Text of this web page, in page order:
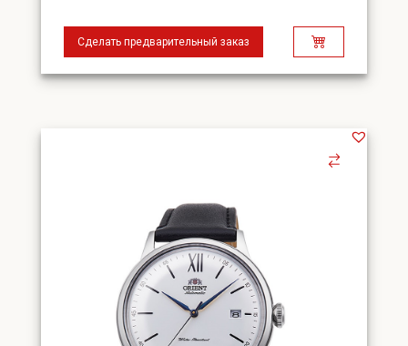
Сделать предварительный заказ